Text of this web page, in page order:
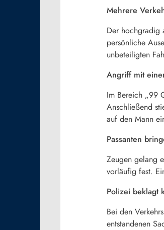
Mehrere
Der hochgradig
persönliche
unbeteiligten
Angriff mit
Im Bereich „99
Anschließend
auf den Mann
Passanten
Zeugen gelang
vorläufig fest.
Polizei beklagt
Bei den
entstandenen